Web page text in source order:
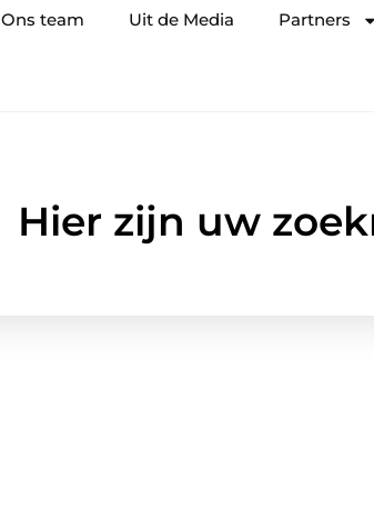
Ons team Uit de Media Partners
Hier zijn uw